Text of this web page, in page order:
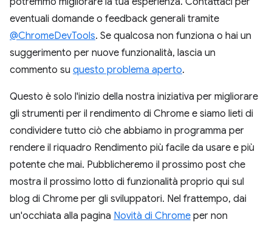
eventuali domande o feedback generali tramite
@ChromeDevTools. Se qualcosa non funziona o hai un
suggerimento per nuove funzionalità, lascia un
commento su questo problema aperto.
Questo è solo l'inizio della nostra iniziativa per migliorare
gli strumenti per il rendimento di Chrome e siamo lieti di
condividere tutto ciò che abbiamo in programma per
rendere il riquadro Rendimento più facile da usare e più
potente che mai. Pubblicheremo il prossimo post che
mostra il prossimo lotto di funzionalità proprio qui sul
blog di Chrome per gli sviluppatori. Nel frattempo, dai
un'occhiata alla pagina Novità di Chrome per non